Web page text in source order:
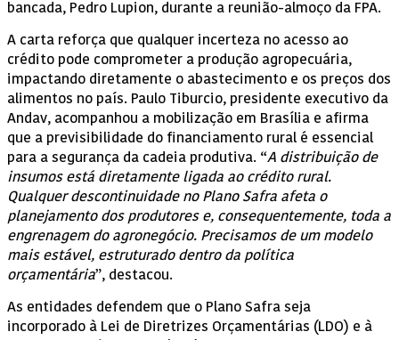
bancada, Pedro Lupion, durante a reunião-almoço da FPA.
A carta reforça que qualquer incerteza no acesso ao
crédito pode comprometer a produção agropecuária,
impactando diretamente o abastecimento e os preços dos
alimentos no país. Paulo Tiburcio, presidente executivo da
Andav, acompanhou a mobilização em Brasília e afirma
que a previsibilidade do financiamento rural é essencial
para a segurança da cadeia produtiva. “A distribuição de
insumos está diretamente ligada ao crédito rural.
Qualquer descontinuidade no Plano Safra afeta o
planejamento dos produtores e, consequentemente, toda a
engrenagem do agronegócio. Precisamos de um modelo
mais estável, estruturado dentro da política
orçamentária”, destacou.
As entidades defendem que o Plano Safra seja
incorporado à Lei de Diretrizes Orçamentárias (LDO) e à